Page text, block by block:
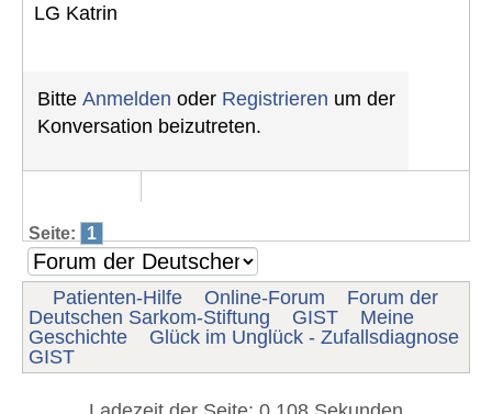
LG Katrin
Bitte Anmelden oder Registrieren um der
Konversation beizutreten.
Seite: 1
Patienten-Hilfe Online-Forum
Forum der
Deutschen Sarkom-Stiftung
GIST
Meine
Geschichte
Glück im Unglück - Zufallsdiagnose
GIST